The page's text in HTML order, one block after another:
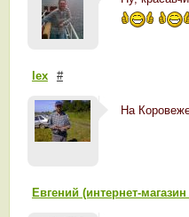
lex #
На
Евгений (интернет-